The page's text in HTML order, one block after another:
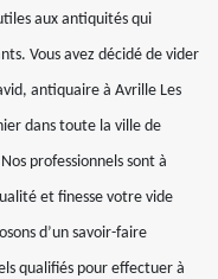
aux antiquités qui
Vous avez décidé de vider
antiquaire à Avrille Les
dans toute la ville de
professionnels sont à
et finesse votre vide
d’un savoir-faire
qualifiés pour effectuer à